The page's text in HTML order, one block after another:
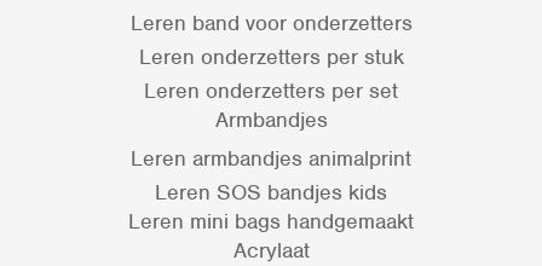
Leren band voor onderzetters
Leren onderzetters per stuk
Leren onderzetters per set
Armbandjes
Leren armbandjes animalprint
Leren SOS bandjes kids
Leren mini bags handgemaakt
Acrylaat